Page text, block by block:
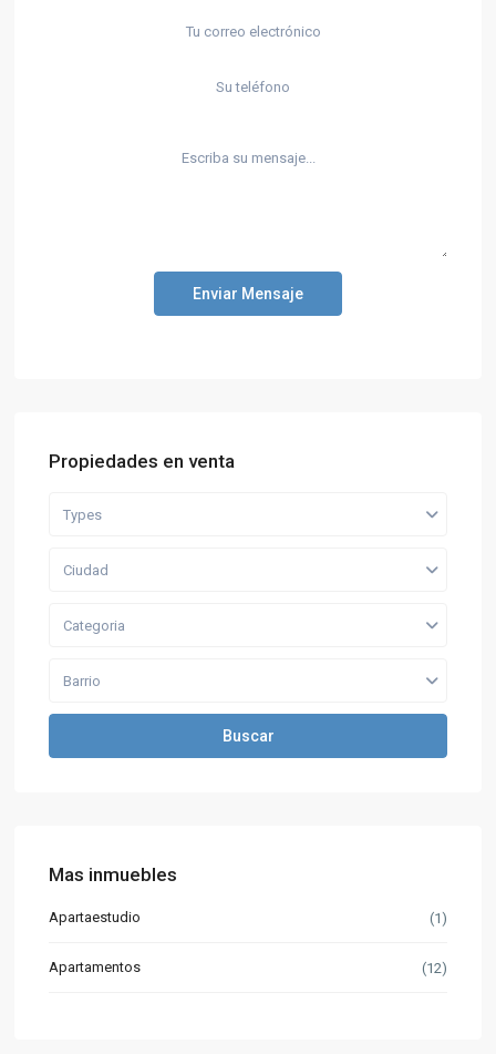
Enviar Mensaje
Propiedades en venta
Types
Ciudad
Categoria
Barrio
Buscar
Mas inmuebles
Apartaestudio (1)
Apartamentos (12)